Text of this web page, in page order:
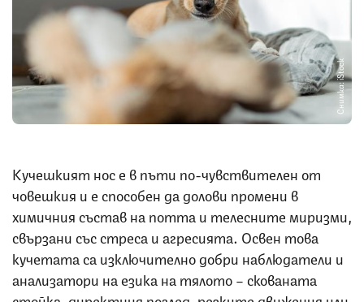
Снимка: iStock
Кучешкият нос е в пъти по-чувствителен от
човешкия и е способен да долови промени в
химичния състав на потта и телесните миризми,
свързани със стреса и агресията. Освен това
кучетата са изключително добри наблюдатели и
анализатори на езика на тялото – скованата